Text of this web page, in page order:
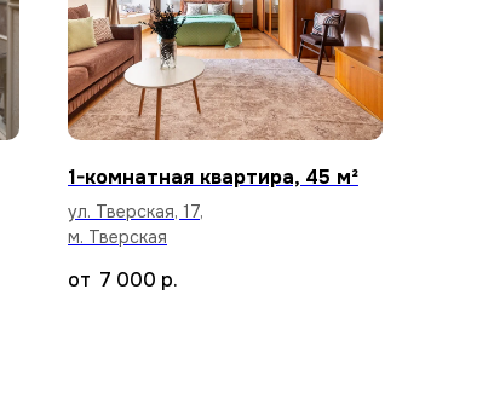
1-комнатная квартира, 45 м²
ул. Тверская, 17,
м. Тверская
7 000 р.